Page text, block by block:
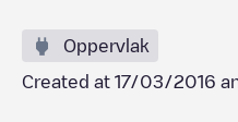
Oppervlak
Created at 17/03/2016